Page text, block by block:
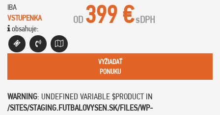
IBA
VSTUPENKA
obsahuje:
OD 399 €sDPH
VYŽIADAŤ
PONUKU
WARNING: UNDEFINED VARIABLE $PRODUCT IN
/SITES/STAGING.FUTBALOVYSEN.SK/FILES/WP-